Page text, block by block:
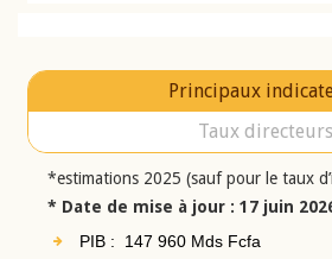
Principaux
Taux directeurs
*estimations 2025 (sauf pour le taux
* Date de mise à jour : 17 juin
PIB : 147 960 Mds Fcfa